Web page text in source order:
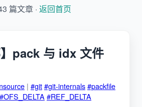
篇文章 · 返回首页
】pack 与 idx 文件
| #git#git-internals#packfile
#OFS_DELTA #REF_DELTA